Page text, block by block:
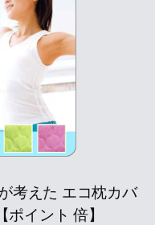
考えた エコ枕カバ
イント 倍】